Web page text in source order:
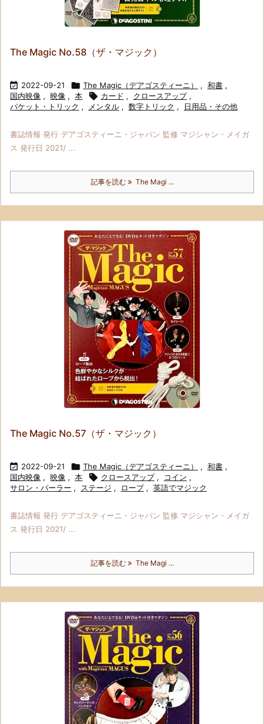
The Magic No.58（ザ・マジック）
 2022-09-21  The Magic（デアゴスティーニ） , 和書 ,
国内映像 , 映像 , 本  カード , クロースアップ ,
パケット・トリック , メンタル , 数字トリック , 日用品・その他
書誌情報 発行 デアゴスティーニ・ジャパン 監修 マジシャン・メイガ
ス 発行日 2021/ ...
記事を読む The Magi ...
The Magic No.57（ザ・マジック）
 2022-09-21  The Magic（デアゴスティーニ） , 和書 ,
国内映像 , 映像 , 本  クロースアップ , コイン ,
サロン・パーラー , ステージ , ロープ , 英語でマジック
書誌情報 発行 デアゴスティーニ・ジャパン 監修 マジシャン・メイガ
ス 発行日 2021/ ...
記事を読む The Magi ...